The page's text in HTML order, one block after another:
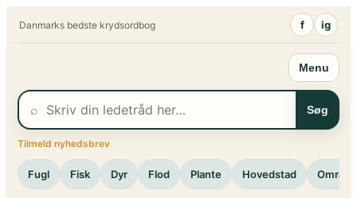
Danmarks bedste krydsordbog f ig
Menu
⌕ Søg
Tilmeld nyhedsbrev
Fugl Fisk Dyr Flod Plante Hovedstad Område